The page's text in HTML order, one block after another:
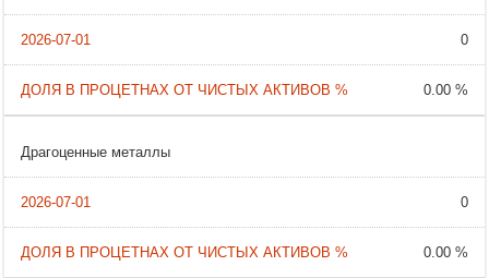
0
0.00 %
Драгоценные металлы
0
0.00 %